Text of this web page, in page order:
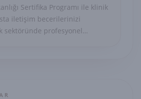
Sertifika Programı ile klinik
iletişim becerilerinizi
sektöründe profesyonel